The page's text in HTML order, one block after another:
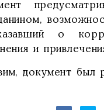
о
и
документ был